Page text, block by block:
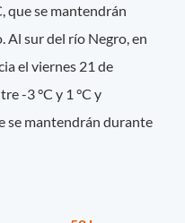
que se mantendrán
Al sur del río Negro, en
el viernes 21 de
-3 °C y 1 °C y
se mantendrán durante